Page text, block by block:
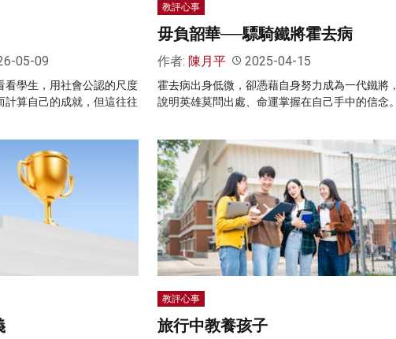
05-09
看學生，用社會公認的尺度
計算自己的成就，但這往往
教評心事
毋負韶華──驃騎鐵將霍去病
作者: 陳月平 2025-04-15
霍去病出身低微，卻憑藉自身努力成為一代鐵將，
說明英雄莫問出處、命運掌握在自己手中的信念。
教評心事
旅行中教養孩子